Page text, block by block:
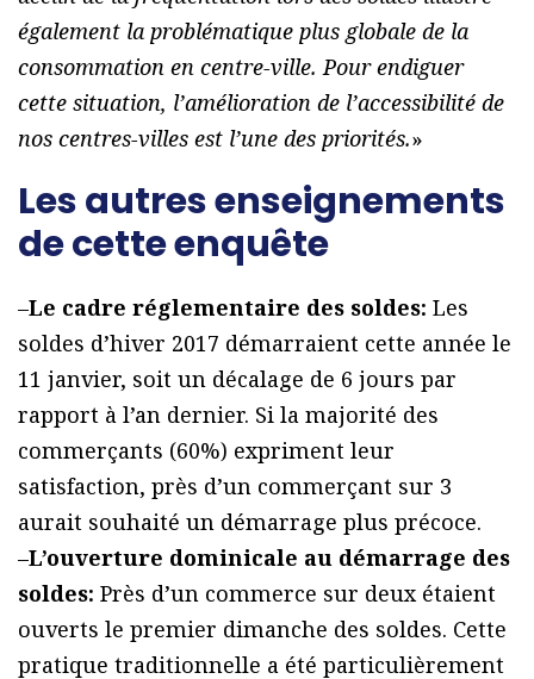
également la problématique plus globale de la
consommation en centre-ville. Pour endiguer
cette situation, l’amélioration de l’accessibilité de
nos centres-villes est l’une des priorités.»
Les autres enseignements
de cette enquête
–Le cadre réglementaire des soldes: Les
soldes d’hiver 2017 démarraient cette année le
11 janvier, soit un décalage de 6 jours par
rapport à l’an dernier. Si la majorité des
commerçants (60%) expriment leur
satisfaction, près d’un commerçant sur 3
aurait souhaité un démarrage plus précoce.
–L’ouverture dominicale au démarrage des
soldes: Près d’un commerce sur deux étaient
ouverts le premier dimanche des soldes. Cette
pratique traditionnelle a été particulièrement